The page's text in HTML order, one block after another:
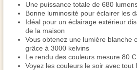
Une puissance totale de 680
Bonne luminosité pour éclairer les
Idéal pour un éclairage extérieur
de la maison
Vous obtenez une lumière blanche
grâce à 3000 kelvins
Le rendu des couleurs mesure 80
Voyez les couleurs le soir avec tout